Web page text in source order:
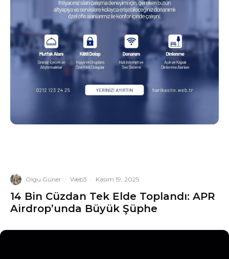
Olgu Güner · Web3 · Kasım 19, 2025
14 Bin Cüzdan Tek Elde Toplandı: APR
Airdrop’unda Büyük Şüphe